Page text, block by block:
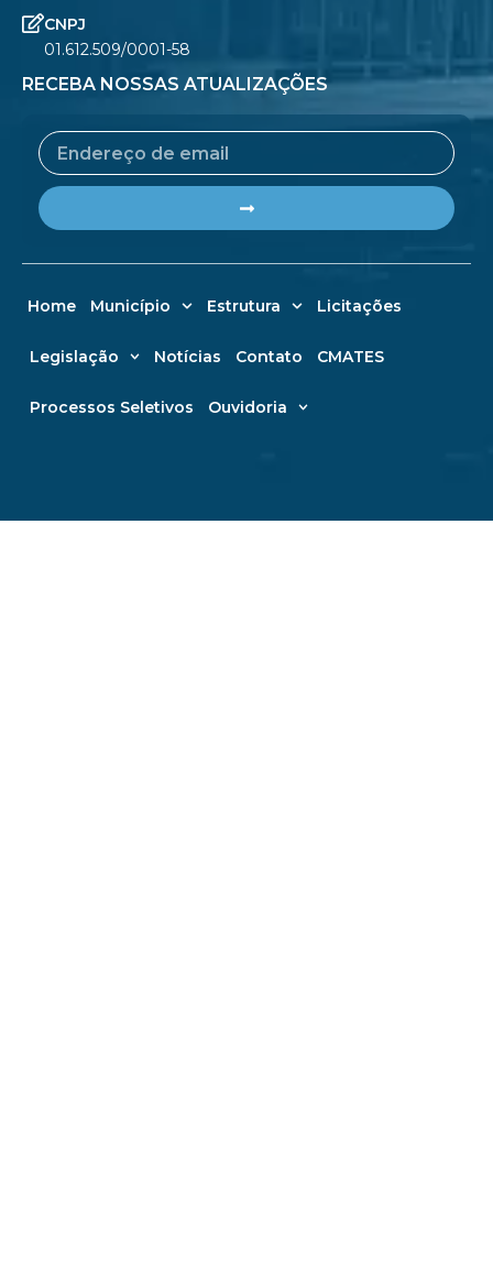
CNPJ
01.612.509/0001-58
RECEBA NOSSAS ATUALIZAÇÕES
Email
Home Município Estrutura Licitações
Legislação Notícias Contato CMATES
Processos Seletivos Ouvidoria